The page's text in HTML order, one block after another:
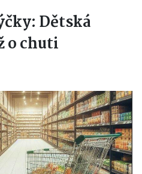
Dětská
o chuti